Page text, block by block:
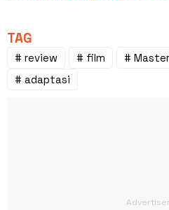
TAG
# review # film
#
# adaptasi